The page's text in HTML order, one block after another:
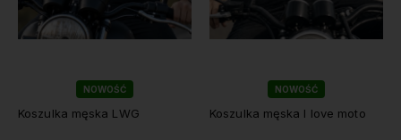
NOWOŚĆ
Koszulka męska LWG
NOWOŚĆ
Koszulka męska I love moto